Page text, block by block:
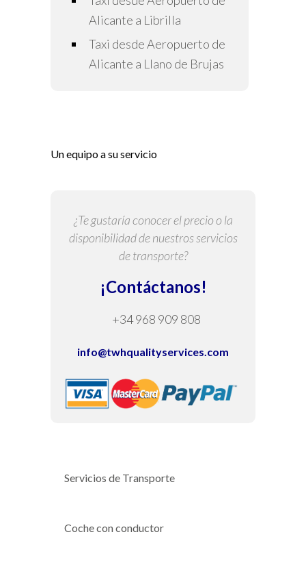
Alicante a Librilla
Taxi desde Aeropuerto de
Alicante a Llano de Brujas
Un equipo a su servicio
¿Te gustaría conocer el precio o la
disponibilidad de nuestros servicios
de transporte?
¡Contáctanos!
+34 968 909 808
info@twhqualityservices.com
Servicios de Transporte
Coche con conductor